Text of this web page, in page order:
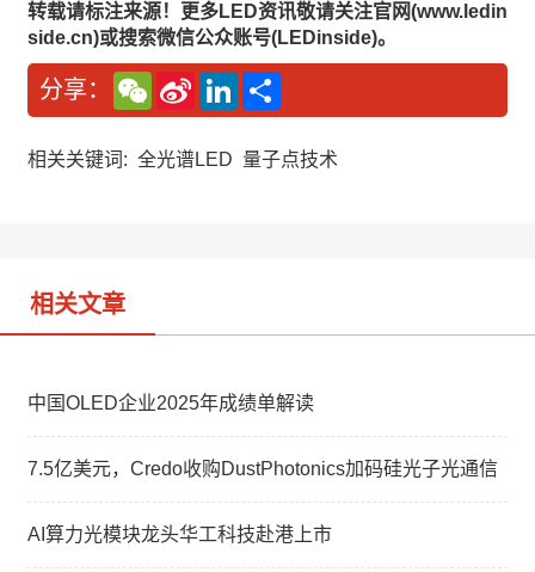
转载请标注来源！更多LED资讯敬请关注官网(www.ledin
side.cn)或搜索微信公众账号(LEDinside)。
分享：
W
e
C
a
S
n
W
L
n
e
相关关键词: 全光谱LED 量子点技术
相关文章
中国OLED企业2025年成绩单解读
7.5亿美元，Credo收购DustPhotonics加码硅光子光通信
AI算力光模块龙头华工科技赴港上市